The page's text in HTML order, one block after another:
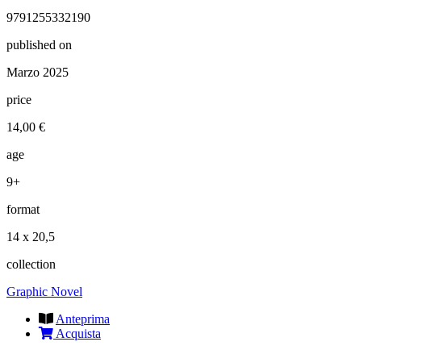
9791255332190
published on
Marzo 2025
price
14,00 €
age
9+
format
14 x 20,5
collection
Graphic Novel
Anteprima
Acquista